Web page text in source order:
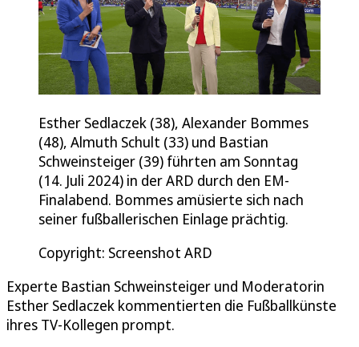
Esther Sedlaczek (38), Alexander Bommes
(48), Almuth Schult (33) und Bastian
Schweinsteiger (39) führten am Sonntag
(14. Juli 2024) in der ARD durch den EM-
Finalabend. Bommes amüsierte sich nach
seiner fußballerischen Einlage prächtig.
Copyright: Screenshot ARD
Experte Bastian Schweinsteiger und Moderatorin
Esther Sedlaczek kommentierten die Fußballkünste
ihres TV-Kollegen prompt.